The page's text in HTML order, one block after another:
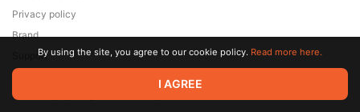
© 2026 Zaya Solutions Limited. All rights reserved. All trademarks
are the property of their respective owners.
Privacy policy
Brand
SupportBy using the site, you agree to our cookie policy. Read more here.
I AGREE